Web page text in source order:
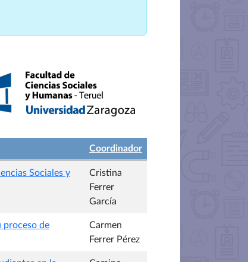
Coordinador
Sociales y
Cristina
Ferrer
García
proceso de
Carmen
Ferrer Pérez